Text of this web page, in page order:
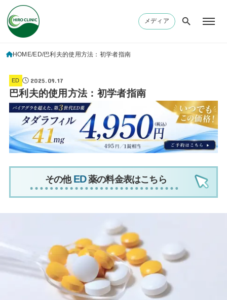
メディア
HOME ED 巴利夫的使用方法：初学者指南
ED 2025.09.17
巴利夫的使用方法：初学者指南
その他 薬の料金表はこちら